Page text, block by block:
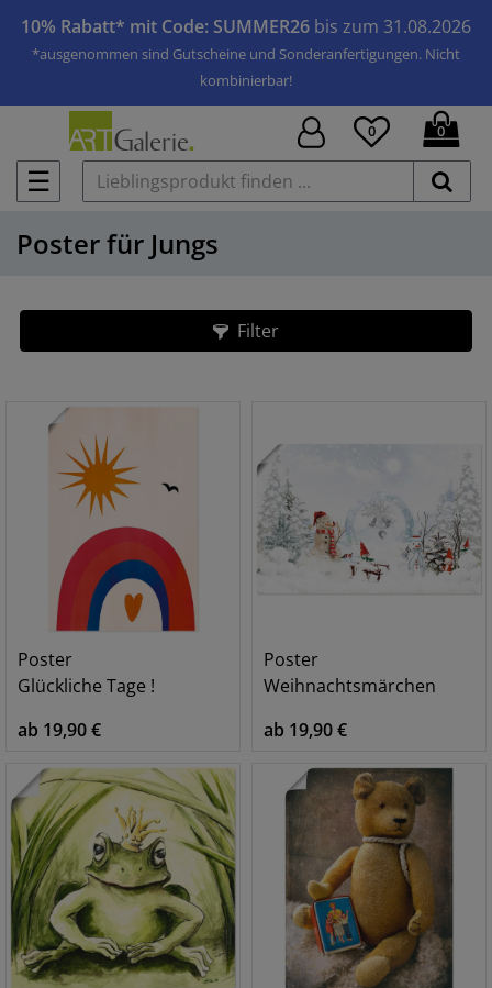
10% Rabatt* mit Code: SUMMER26 bis zum 31.08.2026
*ausgenommen sind Gutscheine und Sonderanfertigungen. Nicht
kombinierbar!
☰
0 0
Poster für Jungs
Filter
Poster
Glückliche Tage !
ab 19,90 €
Poster
Weihnachtsmärchen
ab 19,90 €